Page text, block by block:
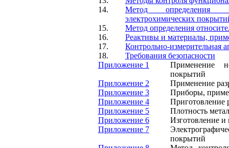
14.
Метод определения
электрохимических
15.
Метод определения
16.
Реактивы и материалы,
17.
Контрольно-измерительная
18.
Требования безопасности
Приложение 1
Применение
покрытий
Приложение 2
Применение
Приложение 3
Приборы,
Приложение 4
Приготовление
Приложение 5
Плотность
Приложение 6
Изготовление
Приложение 7
покрытий